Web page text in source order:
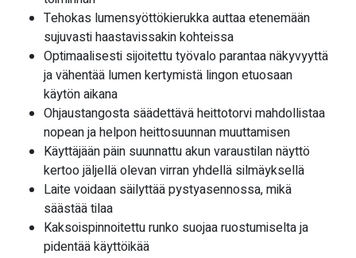
Tehokas lumensyöttökierukka auttaa etenemään
sujuvasti haastavissakin kohteissa
Optimaalisesti sijoitettu työvalo parantaa näkyvyyttä
ja vähentää lumen kertymistä lingon etuosaan
käytön aikana
Ohjaustangosta säädettävä heittotorvi mahdollistaa
nopean ja helpon heittosuunnan muuttamisen
Käyttäjään päin suunnattu akun varaustilan näyttö
kertoo jäljellä olevan virran yhdellä silmäyksellä
Laite voidaan säilyttää pystyasennossa, mikä
säästää tilaa
Kaksoispinnoitettu runko suojaa ruostumiselta ja
pidentää käyttöikää